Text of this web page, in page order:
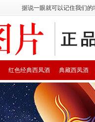
据说一眼就可以记住我们
典藏西凤酒
红色经典西凤酒